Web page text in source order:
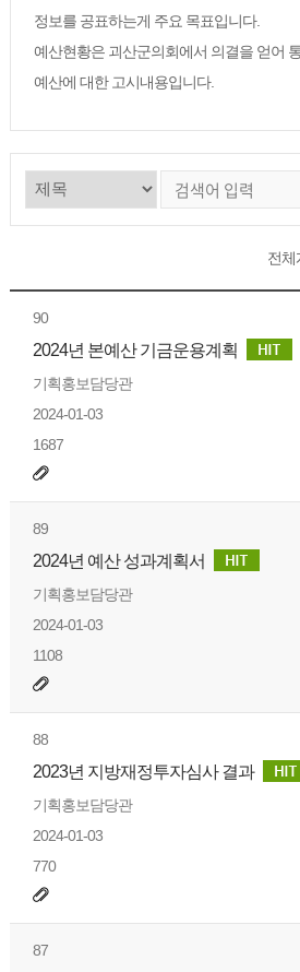
정보를 공표하는게 주요 목표입니다.
예산현황은 괴산군의회에서 의결을 얻어
예산에 대한 고시내용입니다.
전체
90
2024년 본예산 기금운용계획
기획홍보담당관
2024-01-03
1687
89
2024년 예산 성과계획서
기획홍보담당관
2024-01-03
1108
88
2023년 지방재정투자심사 결과
기획홍보담당관
2024-01-03
770
87